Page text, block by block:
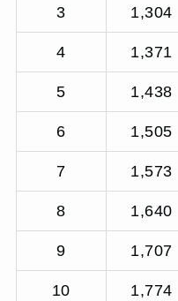
3 1,304
4 1,371
5 1,438
6 1,505
7 1,573
8 1,640
9 1,707
10 1,774